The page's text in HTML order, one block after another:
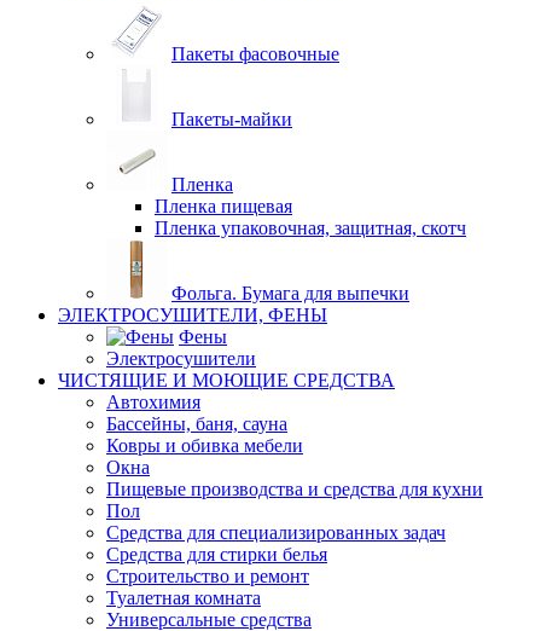
Пакеты фасовочные
Пакеты-майки
Пленка
Пленка пищевая
Пленка упаковочная, защитная, скотч
Фольга. Бумага для выпечки
ЭЛЕКТРОСУШИТЕЛИ, ФЕНЫ
Фены
Электросушители
ЧИСТЯЩИЕ И МОЮЩИЕ СРЕДСТВА
Автохимия
Бассейны, баня, сауна
Ковры и обивка мебели
Окна
Пищевые производства и средства для кухни
Пол
Средства для специализированных задач
Средства для стирки белья
Строительство и ремонт
Туалетная комната
Универсальные средства